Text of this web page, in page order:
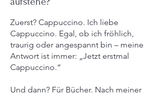
Zuerst? Cappuccino. Ich liebe
Cappuccino. Egal, ob ich fröhlich,
traurig oder angespannt bin – meine
Antwort ist immer: „Jetzt erstmal
Cappuccino.“
Und dann? Für Bücher. Nach meiner